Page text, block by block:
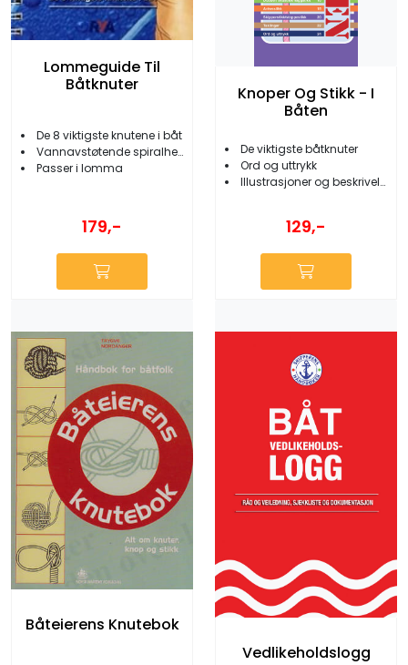
Lommeguide Til
Båtknuter
De 8 viktigste knutene i båt
Vannavstøtende spiralhefte
Passer i lomma
179,-
Knoper Og Stikk - I
Båten
De viktigste båtknuter
Ord og uttrykk
Illustrasjoner og beskrivelser
129,-
Båteierens Knutebok
Vedlikeholdslogg